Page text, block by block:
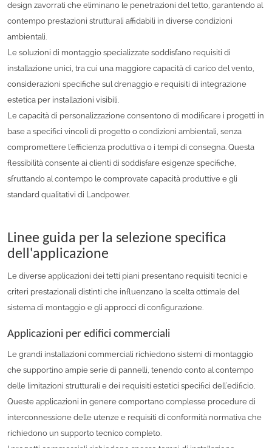
design zavorrati che eliminano le penetrazioni del tetto, garantendo al
contempo prestazioni strutturali affidabili in diverse condizioni
ambientali.
Le soluzioni di montaggio specializzate soddisfano requisiti di
installazione unici, tra cui una maggiore capacità di carico del vento,
considerazioni specifiche sul drenaggio e requisiti di integrazione
estetica per installazioni visibili.
Le capacità di personalizzazione consentono di modificare i progetti in
base a specifici vincoli di progetto o condizioni ambientali, senza
compromettere l'efficienza produttiva o i tempi di consegna. Questa
flessibilità consente ai clienti di soddisfare esigenze specifiche,
sfruttando al contempo le comprovate capacità produttive e gli
standard qualitativi di Landpower.
Linee guida per la selezione specifica
dell'applicazione
Le diverse applicazioni dei tetti piani presentano requisiti tecnici e
criteri prestazionali distinti che influenzano la scelta ottimale del
sistema di montaggio e gli approcci di configurazione.
Applicazioni per edifici commerciali
Le grandi installazioni commerciali richiedono sistemi di montaggio
che supportino ampie serie di pannelli, tenendo conto al contempo
delle limitazioni strutturali e dei requisiti estetici specifici dell'edificio.
Queste applicazioni in genere comportano complesse procedure di
interconnessione delle utenze e requisiti di conformità normativa che
richiedono un supporto tecnico completo.